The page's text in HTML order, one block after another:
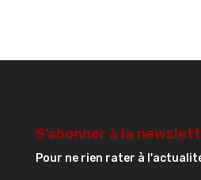
S’abonner à la
Pour ne rien rater à